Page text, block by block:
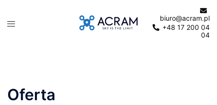
Menu
biuro@acram.pl
+48 17 200 04
04
Oferta